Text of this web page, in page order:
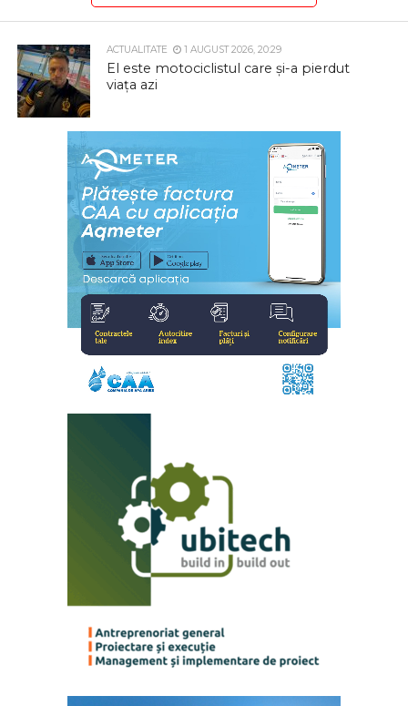
ACTUALITATE 1 AUGUST 2026, 20:29
El este motociclistul care și-a pierdut
viața azi